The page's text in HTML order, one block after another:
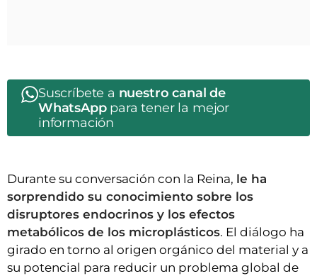
Suscríbete a nuestro canal de
WhatsApppara tener la mejor
información
Durante su conversación con la Reina, le ha
sorprendido su conocimiento sobre los
disruptores endocrinos y los efectos
metabólicos de los microplásticos. El diálogo ha
girado en torno al origen orgánico del material y a
su potencial para reducir un problema global de